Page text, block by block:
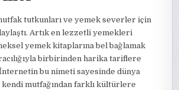
tutkunları ve yemek severler için
Artık en lezzetli yemekleri
yemek kitaplarına bel bağlamak
birbirinden harika tariflere
bu nimeti sayesinde dünya
kendi mutfağından farklı kültürlere